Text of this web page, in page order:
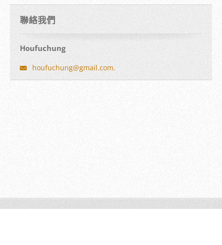
聯絡我們
Houfuchung
houfuchung@gmail.com.